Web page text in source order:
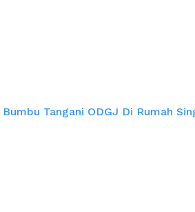
Tangani ODGJ Di Rumah